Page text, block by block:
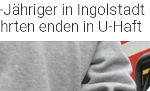
Jähriger in
enden in U-Haft